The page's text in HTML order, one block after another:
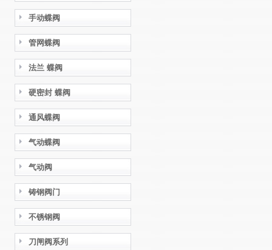
手动蝶阀
管网蝶阀
法兰 蝶阀
硬密封 蝶阀
通风蝶阀
气动蝶阀
气动阀
铸钢阀门
不锈钢阀
刀闸阀系列